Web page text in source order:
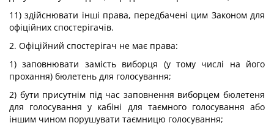
11) здійснювати інші права, передбачені цим Законом для
офіційних спостерігачів.
2. Офіційний спостерігач не має права:
1) заповнювати замість виборця (у тому числі на його
прохання) бюлетень для голосування;
2) бути присутнім під час заповнення виборцем бюлетеня
для голосування у кабіні для таємного голосування або
іншим чином порушувати таємницю голосування;